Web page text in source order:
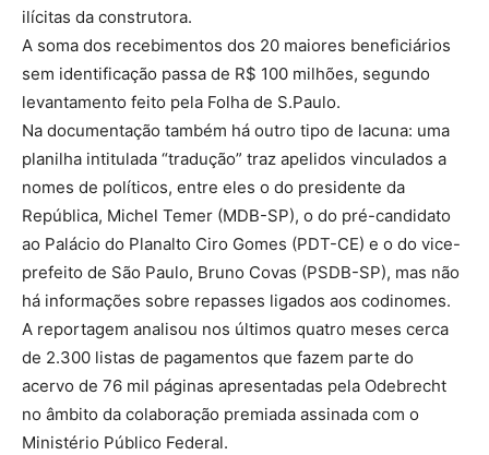
ilícitas da construtora.
A soma dos recebimentos dos 20 maiores beneficiários
sem identificação passa de R$ 100 milhões, segundo
levantamento feito pela Folha de S.Paulo.
Na documentação também há outro tipo de lacuna: uma
planilha intitulada “tradução” traz apelidos vinculados a
nomes de políticos, entre eles o do presidente da
República, Michel Temer (MDB-SP), o do pré-candidato
ao Palácio do Planalto Ciro Gomes (PDT-CE) e o do vice-
prefeito de São Paulo, Bruno Covas (PSDB-SP), mas não
há informações sobre repasses ligados aos codinomes.
A reportagem analisou nos últimos quatro meses cerca
de 2.300 listas de pagamentos que fazem parte do
acervo de 76 mil páginas apresentadas pela Odebrecht
no âmbito da colaboração premiada assinada com o
Ministério Público Federal.